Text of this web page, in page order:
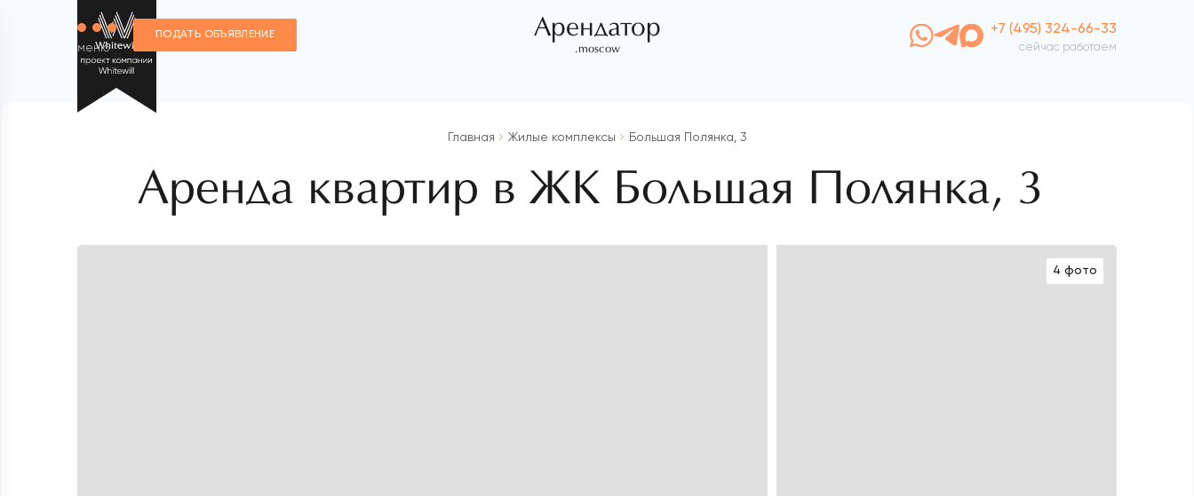
меню
ПОДАТЬ ОБЪЯВЛЕНИЕ Арендатор
.moscow
+7 (495) 324-66-33
сейчас работаем
Главная Жилые комплексы Большая Полянка, 3
Аренда квартир в ЖК Большая Полянка, 3
4 фото